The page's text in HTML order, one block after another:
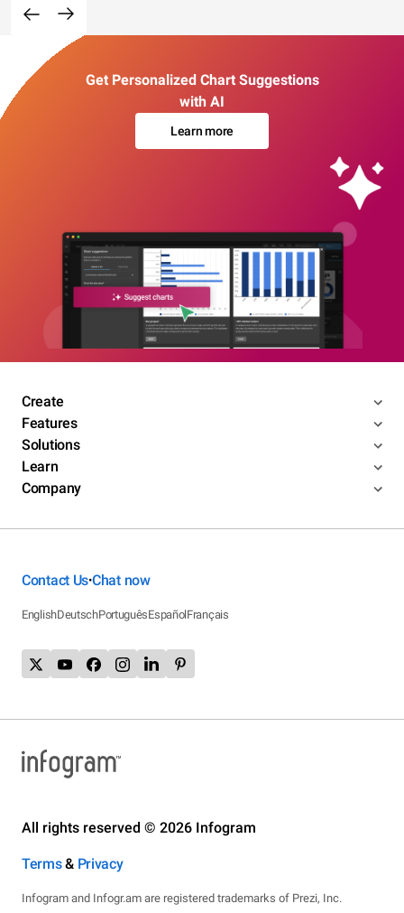
Get Personalized Chart Suggestions
with AI
Learn more
Create
Features
Solutions
Learn
Company
Contact Us•Chat now
EnglishDeutschPortuguêsEspañolFrançais
All rights reserved © 2026 Infogram
Terms& Privacy
Infogram and Infogr.am are registered trademarks of Prezi, Inc.